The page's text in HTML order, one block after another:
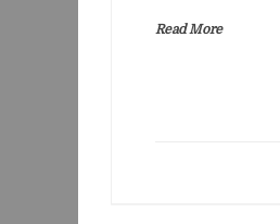
Read More